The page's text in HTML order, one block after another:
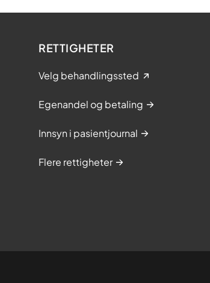
RETTIGHETER
Velg behandlingssted
Egenandel og betaling
Innsyn i pasientjournal
Flere rettigheter